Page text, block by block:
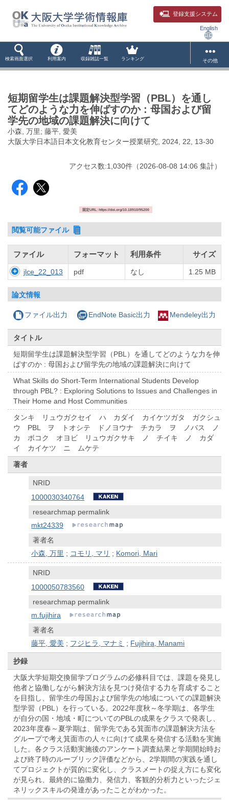
登録支援システム
English
検索画面選択 利用案内 収録雑誌一覧 ランキング その他
短期留学生は課題解決型学習（PBL）を通し
てどのような力を伸ばすのか : 母国および留
学先の地域の課題解決に向けて
小森, 万里; 藤平, 愛美
大阪大学日本語日本文化教育センター授業研究, 2024, 22, 13-30
アクセス数:1,030件 （2026-08-08 14:06 集計）
固定URL: https://doi.org/10.18910/95200
閲覧可能ファイル
ファイル フォーマット 利用条件 サイズ
jlce_22_013 pdf なし 1.25 MB
論文情報
ファイル出力 EndNote Basic出力 Mendeley出力
タイトル
短期留学生は課題解決型学習（PBL）を通してどのような力を伸
ばすのか : 母国および留学先の地域の課題解決に向けて
What Skills do Short-Term International Students Develop
through PBL? : Exploring Solutions to Issues and Challenges in
Their Home and Host Communities
タンキ リュウガクセイ ハ カダイ カイケツガタ ガクシュ
ウ PBL ヲ トオシテ ドノヨウナ チカラ ヲ ノバス ノ
カ ボコク オヨビ リュウガクサキ ノ チイキ ノ カダ
イ カイケツ ニ ムケテ
著者
NRID
1000030340764
researchmap permalink
mkt24339
著者名
小森, 万里 ; コモリ, マリ ; Komori, Mari
NRID
1000050783560
researchmap permalink
m.fujihira
著者名
藤平, 愛美 ; フジヒラ, マナミ ; Fujihira, Manami
抄録
大阪大学短期交換留学プログラムの必修科目では、課題を発見し
他者と協働しながら解決方法を見つけ発信する力を育成すること
を目指し、留学生の母国および留学先の地域についての課題解決
型学習（PBL）を行っている。2022年度秋～冬学期は、各学生
が自分の国・地域・町についてのPBLの成果をクラスで発表し、
2023年度春～夏学期は、留学先である箕面市の課題解決方法を
グループで考え箕面市の人々に向けて成果を発信する活動を実施
した。各クラス活動実施後のアンケート調査結果と学期開始時お
よび終了時のルーブリック評価などから、2学期間の実践を通し
てプロジェクトが質的に変化し、クラスメートの捉え方にも変化
が見られ、最終的に協働力、発信力、客観的分析力といったジェ
ネリックスキルの発達があったことがわかった。